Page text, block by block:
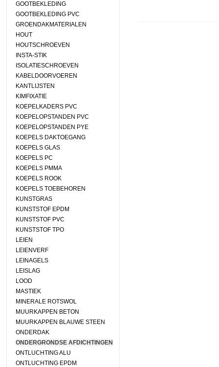
GOOTBEKLEDING
GOOTBEKLEDING PVC
GROENDAKMATERIALEN
HOUT
HOUTSCHROEVEN
INSTA-STIK
ISOLATIESCHROEVEN
KABELDOORVOEREN
KANTLIJSTEN
KIMFIXATIE
KOEPELKADERS PVC
KOEPELOPSTANDEN PVC
KOEPELOPSTANDEN PYE
KOEPELS DAKTOEGANG
KOEPELS GLAS
KOEPELS PC
KOEPELS PMMA
KOEPELS ROOK
KOEPELS TOEBEHOREN
KUNSTGRAS
KUNSTSTOF EPDM
KUNSTSTOF PVC
KUNSTSTOF TPO
LEIEN
LEIENVERF
LEINAGELS
LEISLAG
LOOD
MASTIEK
MINERALE ROTSWOL
MUURKAPPEN BETON
MUURKAPPEN BLAUWE STEEN
ONDERDAK
ONDERGRONDSE AFDICHTINGEN
ONTLUCHTING ALU
ONTLUCHTING EPDM